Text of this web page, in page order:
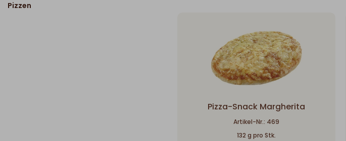
Pizzen
Pizza-Snack Margherita
Artikel-Nr.: 469
132 g pro Stk.